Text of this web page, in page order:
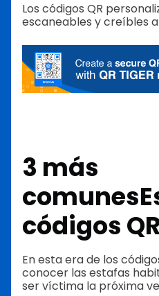
Los códigos QR
escaneables y creíbles
3 más
comunes
códigos
En esta era de los
conocer las estafas
ser víctima la próxima